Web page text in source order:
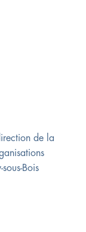
de la
Bois